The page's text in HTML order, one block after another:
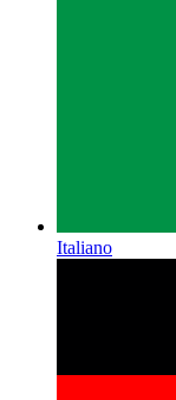
Italiano